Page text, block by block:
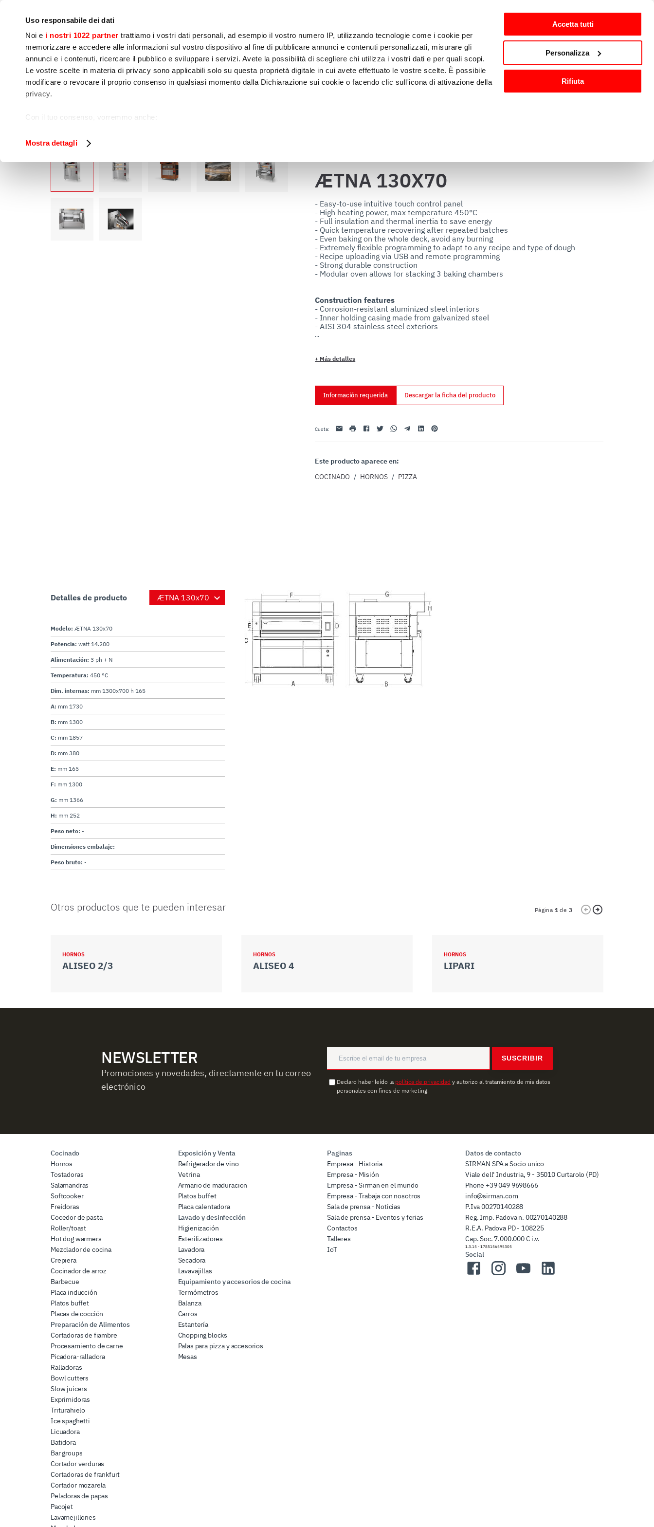
Uso responsabile dei dati
Noi e i nostri 1022 partner trattiamo i vostri dati personali, ad esempio il vostro numero IP, utilizzando tecnologie come i cookie per
memorizzare e accedere alle informazioni sul vostro dispositivo al fine di pubblicare annunci e contenuti personalizzati, misurare gli
annunci e i contenuti, ricercare il pubblico e sviluppare i servizi. Avete la possibilità di scegliere chi utilizza i vostri dati e per quali scopi.
Le vostre scelte in materia di privacy sono applicabili solo su questa proprietà digitale in cui avete effettuato le vostre scelte. È possibile
modificare o revocare il proprio consenso in qualsiasi momento dalla Dichiarazione sui cookie o facendo clic sull'icona di attivazione della
privacy.
Con il tuo consenso, vorremmo anche:
Identificare il tuo dispositivo, scansionandolo attivamente alla ricerca di caratteristiche specifiche (impronte digitali).
tuo consenso in qualsiasi momento dalla Dichiarazione sui cookie.
Utilizziamo i cookie per garantire che l’utente possa usufruire del servizio richiesto, per personalizzare contenuti ed annunci, per fornire
funzionalità dei social media e per analizzare il nostro traffico. Condividiamo inoltre informazioni sul modo in cui l’utente utilizza il nostro
sito con i nostri partner che si occupano di analisi dei dati web, pubblicità e social media, i quali potrebbero combinarle con altre
informazioni che ha fornito loro o che hanno raccolto dal suo utilizzo dei loro servizi.
Mostra dettagli
Accetta tutti
Personalizza
Rifiuta
Clientes es-ES
Cocinado
Preparación de
Alimentos
Envasado Abatidores
Exposición y
Venta
Lavado y
desinfección
Equipamiento y accesorios
de cocina
ÆTNA 130X70
- Easy-to-use intuitive touch control panel
- High heating power, max temperature 450°C
- Full insulation and thermal inertia to save energy
- Quick temperature recovering after repeated batches
- Even baking on the whole deck, avoid any burning
- Extremely flexible programming to adapt to any recipe and type of dough
- Recipe uploading via USB and remote programming
- Strong durable construction
Construction features
- Corrosion-resistant aluminized steel interiors
- Inner holding casing made from galvanized steel
- AISI 304 stainless steel exteriors
- Double insulation on all sides
- Fume hood powerful with Led lights
- Leavening cabinet with wheels
- Pizza peel hanger
+ Más detalles
Información requerida Descargar la ficha del producto
Cuota: Email impresiónFacebookTwitterWhatsappTelegramLinkedinPinterest
Este producto aparece en:
COCINADO / HORNOS / PIZZA
Detalles de producto
Modelo: ÆTNA 130x70
Potencia: watt 14.200
Alimentación: 3 ph + N
Temperatura: 450 °C
Dim. internas: mm 1300x700 h 165
A: mm 1730
B: mm 1300
C: mm 1857
D: mm 380
E: mm 165
F: mm 1300
G: mm 1366
H: mm 252
Peso neto: -
Dimensiones embalaje: -
Peso bruto: -
Otros productos que te pueden interesar Página 1 de 3
HORNOS
ALISEO 2/3
HORNOS
ALISEO 4
HORNOS
LIPARI
NEWSLETTER
Promociones y novedades, directamente en tu correo
electrónico
SUSCRIBIR
Declaro haber leído la política de privacidad y autorizo al tratamiento de mis datos
personales con fines de marketing
Cocinado
Hornos
Tostadoras
Salamandras
Softcooker
Freidoras
Cocedor de pasta
Roller/toast
Hot dog warmers
Mezclador de cocina
Crepiera
Cocinador de arroz
Barbecue
Placa inducción
Platos buffet
Placas de cocción
Preparación de Alimentos
Cortadoras de fiambre
Procesamiento de carne
Picadora-ralladora
Ralladoras
Bowl cutters
Slow juicers
Exprimidoras
Triturahielo
Ice spaghetti
Licuadora
Batidora
Bar groups
Cortador verduras
Cortadoras de frankfurt
Cortador mozarela
Peladoras de papas
Pacojet
Lavamejillones
Exposición y Venta
Refrigerador de vino
Vetrina
Armario de maduracion
Platos buffet
Placa calentadora
Lavado y desinfección
Higienización
Esterilizadores
Lavadora
Secadora
Lavavajillas
Equipamiento y accesorios de cocina
Termómetros
Balanza
Carros
Estantería
Chopping blocks
Palas para pizza y accesorios
Mesas
Paginas
Empresa - Historia
Empresa - Misión
Empresa - Sirman en el mundo
Empresa - Trabaja con nosotros
Sala de prensa - Noticias
Sala de prensa - Eventos y ferias
Contactos
Talleres
IoT
Datos de contacto
SIRMAN SPA a Socio unico
Viale dell' Industria, 9 - 35010 Curtarolo (PD)
Phone +39 049 9698666
info@sirman.com
P.Iva 00270140288
Reg. Imp. Padova n. 00270140288
R.E.A. Padova PD - 108225
Cap. Soc. 7.000.000 € i.v.
1.3.15 - 1785156595305
Social
FacebookInstagramYouTubeLinkedIn